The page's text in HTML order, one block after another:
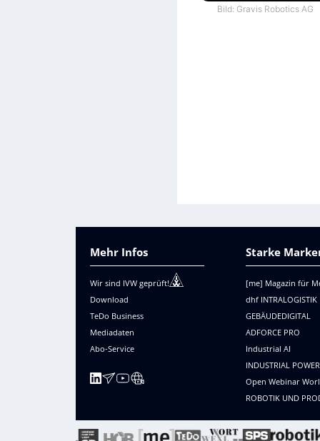
Bild: Gravis Robotics AG
Mehr Infos
Wir sind IVW geprüft!
Download
TeDo Business
Mediadaten
Abo-Service
Starke
[me] Magazin für
dhf INTRALOGISTIK
GEBÄUDEDIGITAL
ADFORCE PRO
Industrial AI
INDUSTRIAL POWER
Open Webinar
ROBOTIK UND